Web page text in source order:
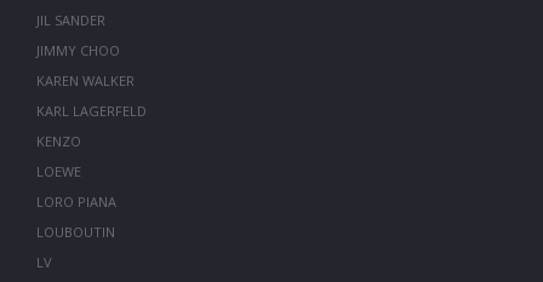
JIL SANDER
JIMMY CHOO
KAREN WALKER
KARL LAGERFELD
KENZO
LOEWE
LORO PIANA
LOUBOUTIN
LV